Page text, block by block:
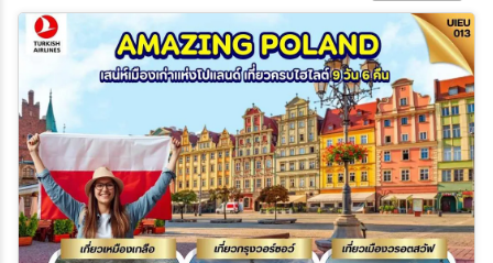
ประเทศ
เมือง